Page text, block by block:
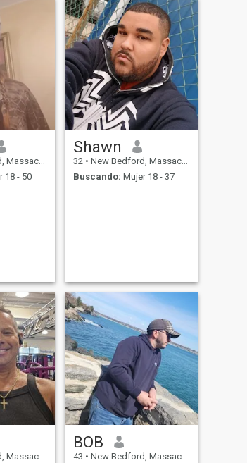
Estados Unidos
18 - 50
Shawn
32 • New Bedford, Massachusetts, Estados Unidos
Buscando: Mujer 18 - 37
Estados Unidos
BOB
43 • New Bedford, Massachusetts, Estados Unidos